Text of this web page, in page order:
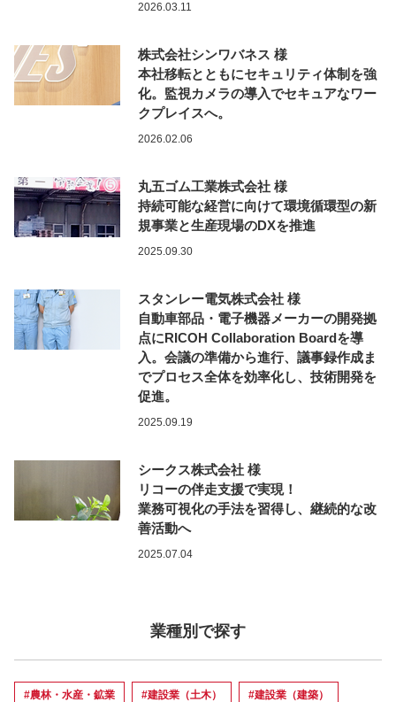
2026.03.11
株式会社シンワバネス 様
本社移転とともにセキュリティ体制を強
化。監視カメラの導入でセキュアなワー
クプレイスへ。
2026.02.06
丸五ゴム工業株式会社 様
持続可能な経営に向けて環境循環型の新
規事業と生産現場のDXを推進
2025.09.30
スタンレー電気株式会社 様
自動車部品・電子機器メーカーの開発拠
点にRICOH Collaboration Boardを導
入。会議の準備から進行、議事録作成ま
でプロセス全体を効率化し、技術開発を
促進。
2025.09.19
シークス株式会社 様
リコーの伴走支援で実現！
業務可視化の手法を習得し、継続的な改
善活動へ
2025.07.04
業種別で探す
#農林・水産・鉱業 #建設業（土木） #建設業（建築）